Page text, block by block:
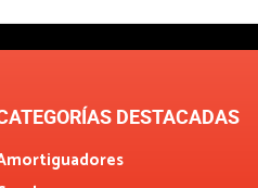
DESTACADAS